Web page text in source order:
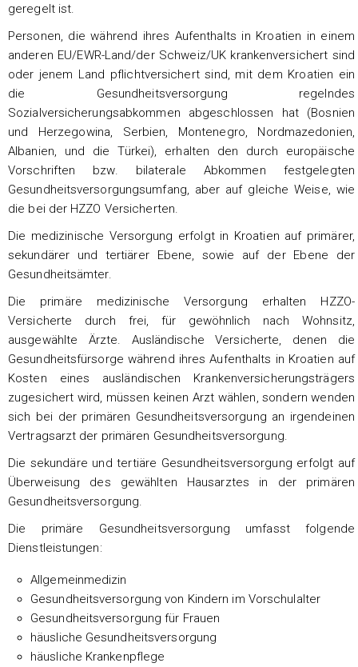
geregelt ist.
Personen, die während ihres Aufenthalts in Kroatien in einem
anderen EU/EWR-Land/der Schweiz/UK krankenversichert sind
oder jenem Land pflichtversichert sind, mit dem Kroatien ein
die Gesundheitsversorgung regelndes
Sozialversicherungsabkommen abgeschlossen hat (Bosnien
und Herzegowina, Serbien, Montenegro, Nordmazedonien,
Albanien, und die Türkei), erhalten den durch europäische
Vorschriften bzw. bilaterale Abkommen festgelegten
Gesundheitsversorgungsumfang, aber auf gleiche Weise, wie
die bei der HZZO Versicherten.
Die medizinische Versorgung erfolgt in Kroatien auf primärer,
sekundärer und tertiärer Ebene, sowie auf der Ebene der
Gesundheitsämter.
Die primäre medizinische Versorgung erhalten HZZO-
Versicherte durch frei, für gewöhnlich nach Wohnsitz,
ausgewählte Ärzte. Ausländische Versicherte, denen die
Gesundheitsfürsorge während ihres Aufenthalts in Kroatien auf
Kosten eines ausländischen Krankenversicherungsträgers
zugesichert wird, müssen keinen Arzt wählen, sondern wenden
sich bei der primären Gesundheitsversorgung an irgendeinen
Vertragsarzt der primären Gesundheitsversorgung.
Die sekundäre und tertiäre Gesundheitsversorgung erfolgt auf
Überweisung des gewählten Hausarztes in der primären
Gesundheitsversorgung.
Die primäre Gesundheitsversorgung umfasst folgende
Dienstleistungen:
Allgemeinmedizin
Gesundheitsversorgung von Kindern im Vorschulalter
Gesundheitsversorgung für Frauen
häusliche Gesundheitsversorgung
häusliche Krankenpflege